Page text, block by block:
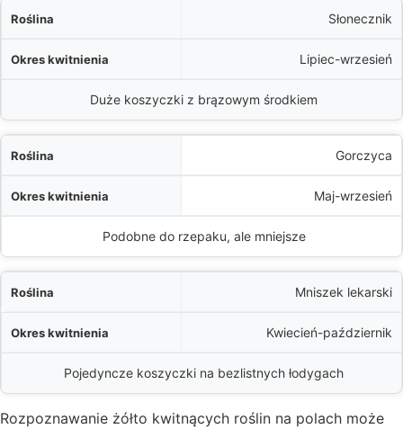
Słonecznik
Lipiec-wrzesień
Duże koszyczki z brązowym środkiem
Gorczyca
Maj-wrzesień
Podobne do rzepaku, ale mniejsze
Mniszek lekarski
Kwiecień-październik
Pojedyncze koszyczki na bezlistnych łodygach
Rozpoznawanie żółto kwitnących roślin na polach może